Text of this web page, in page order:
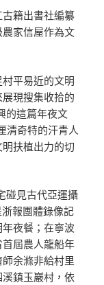
籍出書社編纂
家信屋作為文
平易近的文明
現搜集收拾的
的這篇年夜文
清奇特的汗青人
扶植出力的切
碰見古代亞運攝
報團體錄像記
夜餐；在寧波
屆農人龍船年
余滌非給村里
鎮玉巖村，依